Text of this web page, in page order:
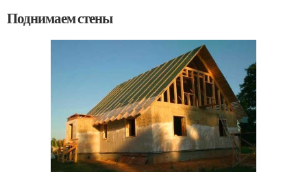
Поднимаем стены